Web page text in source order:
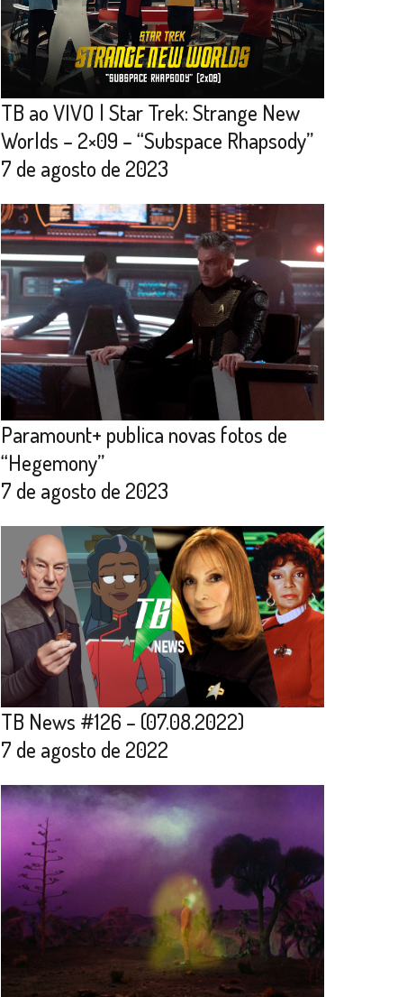
TB ao VIVO | Star Trek: Strange New
Worlds – 2×09 – “Subspace Rhapsody”
7 de agosto de 2023
Paramount+ publica novas fotos de
“Hegemony”
7 de agosto de 2023
TB News #126 – (07.08.2022)
7 de agosto de 2022